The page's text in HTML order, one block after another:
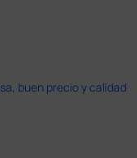
buen precio y calidad